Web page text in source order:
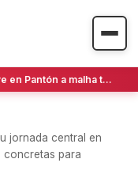
O milagre de Tuiriz: así revive en Pantón a malha tradicional con maquinaria centenaria
jornada central en
concretas para